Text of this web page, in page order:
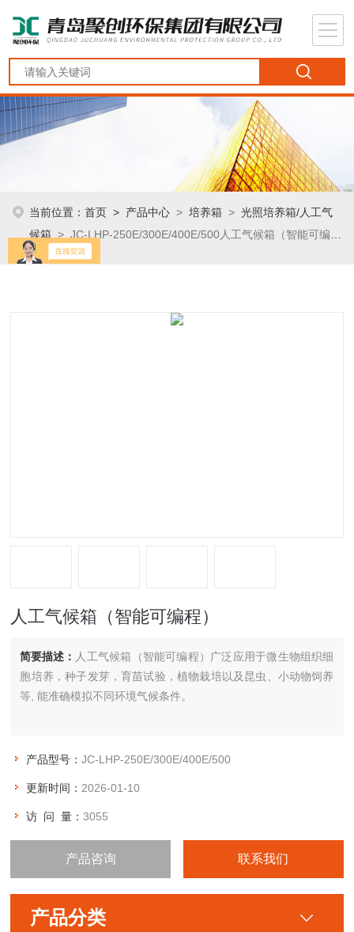
当前位置：首页 > 产品中心 >培养箱 >光照培养箱/人工气
候箱 > JC-LHP-250E/300E/400E/500人工气候箱（智能可编
程）
人工气候箱（智能可编程）
简要描述： 人工气候箱（智能可编程）广泛应用于微生物组织细
胞培养，种子发芽，育苗试验，植物栽培以及昆虫、小动物饲养
等, 能准确模拟不同环境气候条件。
产品型号：JC-LHP-250E/300E/400E/500
更新时间： 2026-01-10
访 问 量：3055
产品咨询 联系我们
产品分类